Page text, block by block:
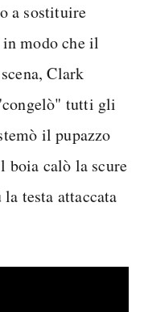
a sostituire
modo che il
Clark
tutti gli
il pupazzo
boia calò la scure
testa attaccata